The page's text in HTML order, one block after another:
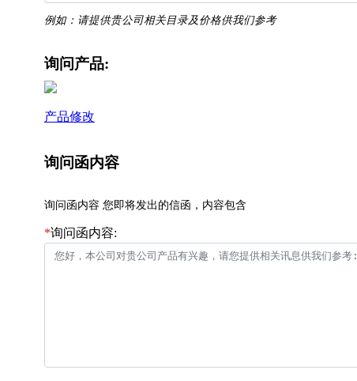
例如：请提供贵公司相关目录及价格供我们参考
询问产品:
产品修改
询问函内容
询问函内容 您即将发出的信函，内容包含
*询问函内容: